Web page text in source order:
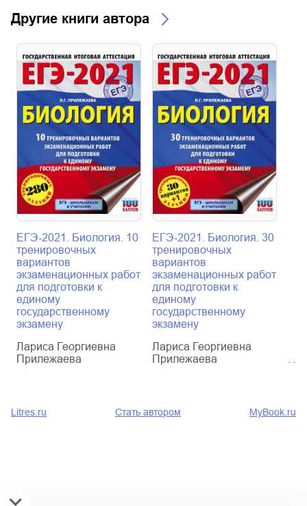
Другие книги автора
ЕГЭ-2021. Биология. 10
тренировочных
вариантов
экзаменационных работ
для подготовки к
единому
государственному
экзамену
Лариса Георгиевна
Прилежаева
ЕГЭ-2021. Биология. 30
тренировочных
вариантов
экзаменационных работ
для подготовки к
единому
государственному
экзамену
Лариса Георгиевна
Прилежаева
Litres.ru Стать автором MyBook.ru